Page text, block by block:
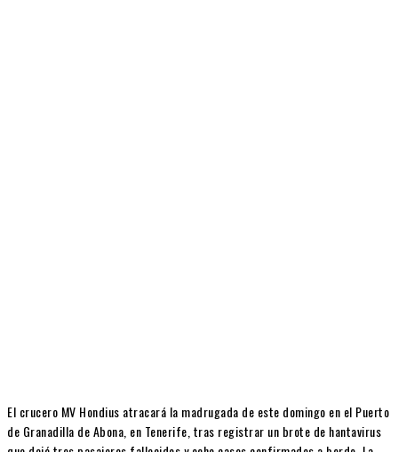
El crucero MV Hondius atracará la madrugada de este domingo en el Puerto
de Granadilla de Abona, en Tenerife, tras registrar un brote de hantavirus